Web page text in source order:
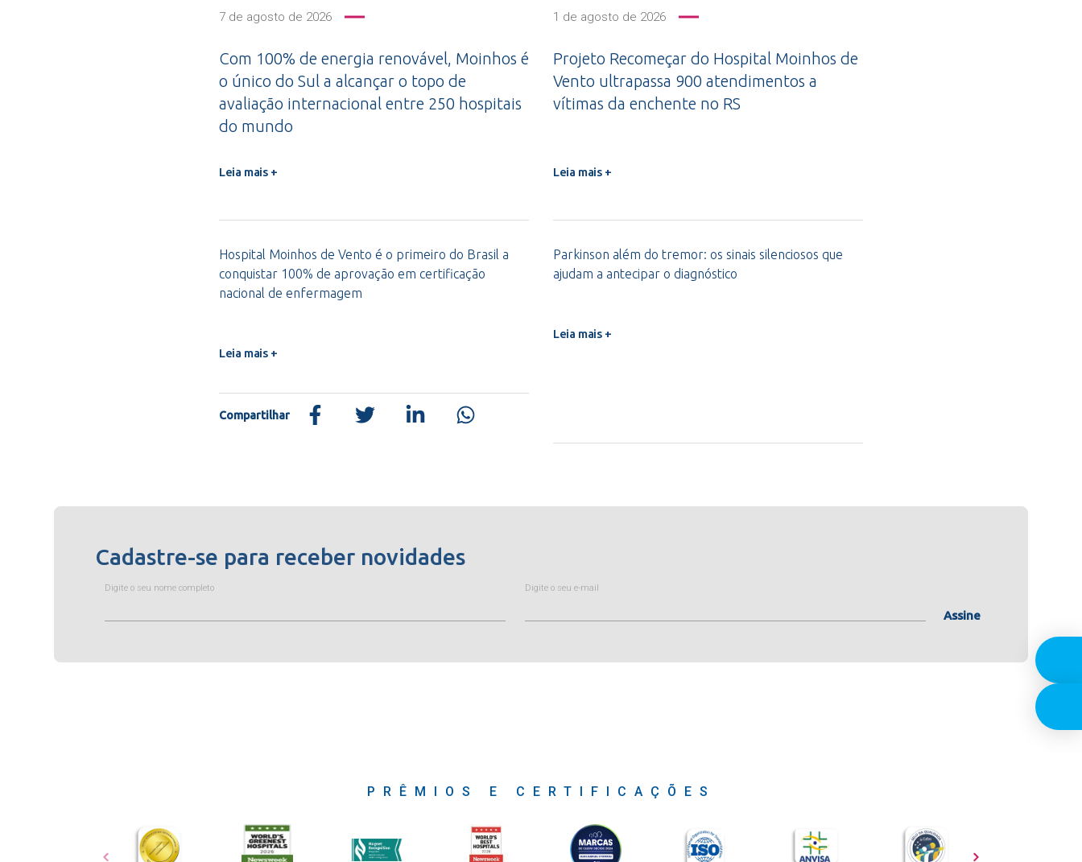
7 de agosto de 2026
Com 100% de energia renovável, Moinhos é
o único do Sul a alcançar o topo de
avaliação internacional entre 250 hospitais
do mundo
Leia mais +
1 de agosto de 2026
Projeto Recomeçar do Hospital Moinhos de
Vento ultrapassa 900 atendimentos a
vítimas da enchente no RS
Leia mais +
Hospital Moinhos de Vento é o primeiro do Brasil a
conquistar 100% de aprovação em certificação
nacional de enfermagem
Leia mais +
Parkinson além do tremor: os sinais silenciosos que
ajudam a antecipar o diagnóstico
Leia mais +
Compartilhar
Cadastre-se para receber novidades
Digite o seu nome completo Digite o seu e-mail
Assine
PRÊMIOS E CERTIFICAÇÕES